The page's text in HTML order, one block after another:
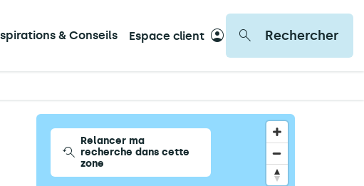
& Conseils Espace client Rechercher
Relancer ma
recherche dans cette
zone